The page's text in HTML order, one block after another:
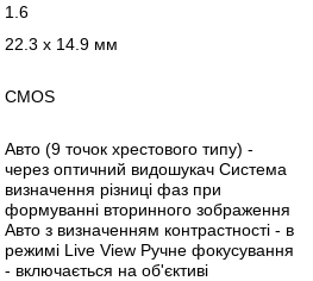
1.6
22.3 x 14.9 мм
CMOS
Авто (9 точок хрестового типу) -
через оптичний видошукач Система
визначення різниці фаз при
формуванні вторинного зображення
Авто з визначенням контрастності - в
режимі Live View Ручне фокусування
- включається на об'єктиві